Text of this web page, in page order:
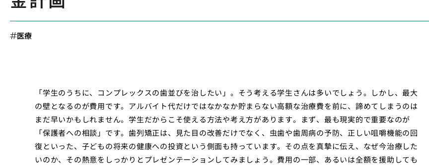
医療
「学生のうちに、コンプレックスの歯並びを治したい」。そう考える学生さんは多いでしょう。しかし、最大
の壁となるのが費用です。アルバイト代だけではなかなか貯まらない高額な治療費を前に、諦めてしまうのは
まだ早いかもしれません。学生だからこそ使える方法や考え方があります。まず、最も現実的で重要なのが
「保護者への相談」です。歯列矯正は、見た目の改善だけでなく、虫歯や歯周病の予防、正しい咀嚼機能の回
復といった、子どもの将来の健康への投資という側面も持っています。その点を真摯に伝え、なぜ今治療した
いのか、その熱意をしっかりとプレゼンテーションしてみましょう。費用の一部、あるいは全額を援助しても